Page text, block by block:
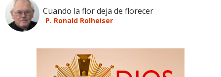
Cuando la flor deja de florecer
P. Ronald Rolheiser